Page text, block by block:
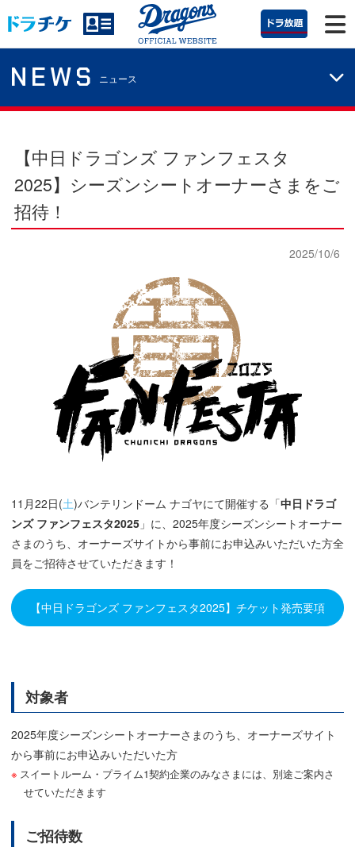
NEWS ニュース
【中日ドラゴンズ ファンフェスタ
2025】シーズンシートオーナーさまをご
招待！
2025/10/6
11月22日(土)バンテリンドーム ナゴヤにて開催する「中日ドラゴ
ンズ ファンフェスタ2025 」に、2025年度シーズンシートオーナー
さまのうち、オーナーズサイトから事前にお申込みいただいた方全
員をご招待させていただきます！
【中日ドラゴンズ ファンフェスタ2025】チケット発売要項
対象者
2025年度シーズンシートオーナーさまのうち、オーナーズサイト
から事前にお申込みいただいた方
スイートルーム・プライム1契約企業のみなさまには、別途ご案内さ
せていただきます
ご招待数